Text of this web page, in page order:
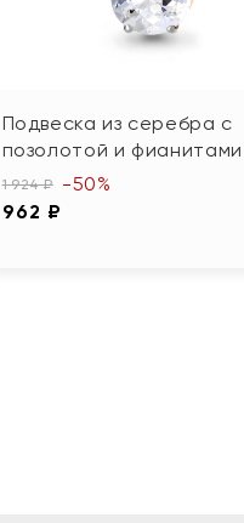
Подвеска из серебра с
позолотой и фианитами
1 924 ₽
962 ₽
-50%